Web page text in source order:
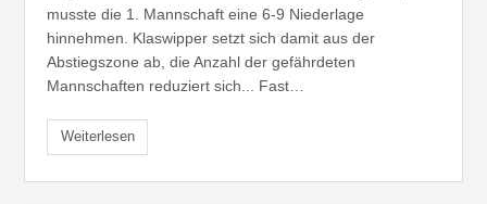
musste die 1. Mannschaft eine 6-9 Niederlage
hinnehmen. Klaswipper setzt sich damit aus der
Abstiegszone ab, die Anzahl der gefährdeten
Mannschaften reduziert sich... Fast…
Weiterlesen